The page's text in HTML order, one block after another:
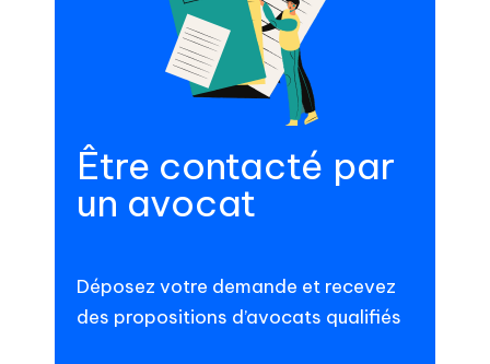
Être contacté par
un avocat
Déposez votre demande et recevez
des propositions d’avocats qualifiés